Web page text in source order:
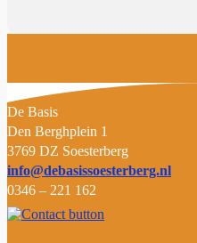
De Basis
Den Berghplein 1
3769 DZ Soesterberg
info@debasissoesterberg.nl
0346 – 221 162